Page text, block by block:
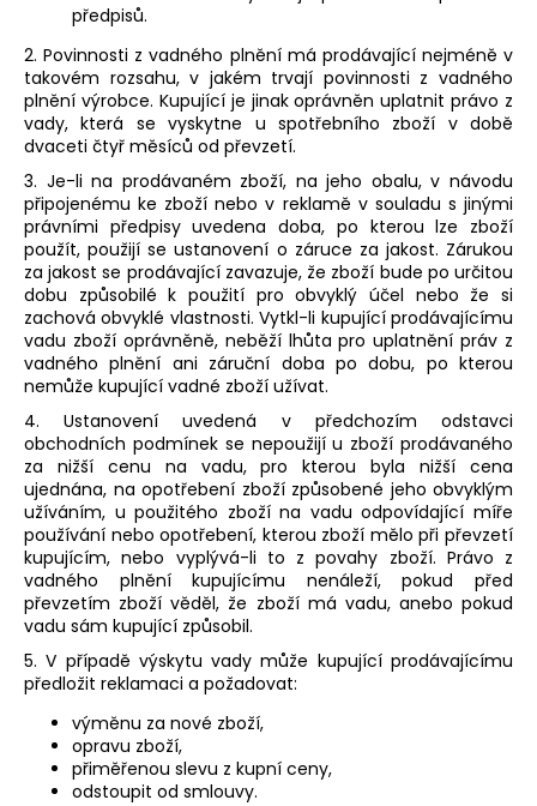
předpisů.
2. Povinnosti z vadného plnění má prodávající nejméně v
takovém rozsahu, v jakém trvají povinnosti z vadného
plnění výrobce. Kupující je jinak oprávněn uplatnit právo z
vady, která se vyskytne u spotřebního zboží v době
dvaceti čtyř měsíců od převzetí.
3. Je-li na prodávaném zboží, na jeho obalu, v návodu
připojenému ke zboží nebo v reklamě v souladu s jinými
právními předpisy uvedena doba, po kterou lze zboží
použít, použijí se ustanovení o záruce za jakost. Zárukou
za jakost se prodávající zavazuje, že zboží bude po určitou
dobu způsobilé k použití pro obvyklý účel nebo že si
zachová obvyklé vlastnosti. Vytkl-li kupující prodávajícímu
vadu zboží oprávněně, neběží lhůta pro uplatnění práv z
vadného plnění ani záruční doba po dobu, po kterou
nemůže kupující vadné zboží užívat.
4. Ustanovení uvedená v předchozím odstavci
obchodních podmínek se nepoužijí u zboží prodávaného
za nižší cenu na vadu, pro kterou byla nižší cena
ujednána, na opotřebení zboží způsobené jeho obvyklým
užíváním, u použitého zboží na vadu odpovídající míře
používání nebo opotřebení, kterou zboží mělo při převzetí
kupujícím, nebo vyplývá-li to z povahy zboží. Právo z
vadného plnění kupujícímu nenáleží, pokud před
převzetím zboží věděl, že zboží má vadu, anebo pokud
vadu sám kupující způsobil.
5. V případě výskytu vady může kupující prodávajícímu
předložit reklamaci a požadovat:
výměnu za nové zboží,
opravu zboží,
přiměřenou slevu z kupní ceny,
odstoupit od smlouvy.